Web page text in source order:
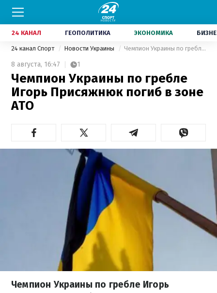
24 КАНАЛ ГЕОПОЛИТИКА ЭКОНОМИКА
24 канал Спорт Новости Украины Чемпион Украины по гребле Игорь Присяжнюк погиб в зоне АТО
8 августа, 16:47 1
Чемпион Украины по гребле
Игорь Присяжнюк погиб в зоне
АТО
Чемпион Украины по гребле Игорь